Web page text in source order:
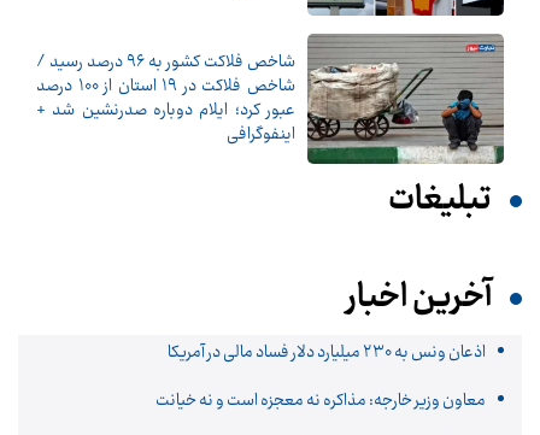
شاخص فلاکت کشور به ۹۶ درصد رسید /
شاخص فلاکت در ۱۹ استان از ۱۰۰ درصد
عبور کرد؛ ایلام دوباره صدرنشین شد +
اینفوگرافی
تبلیغات
آخرین اخبار
اذعان ونس به ۲۳۰ میلیارد دلار فساد مالی در آمریکا
معاون وزیر خارجه: مذاکره نه معجزه است و نه خیانت